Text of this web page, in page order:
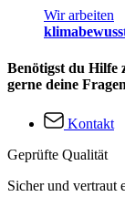
Wir arbeiten
Benötigst du Hilfe
gerne deine
Kontakt
Geprüfte Qualität
Sicher und vertraut